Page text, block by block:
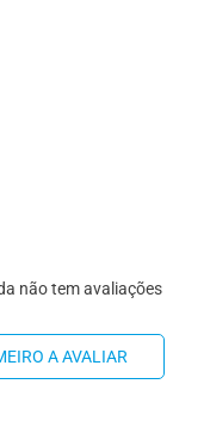
não tem avaliações
A AVALIAR